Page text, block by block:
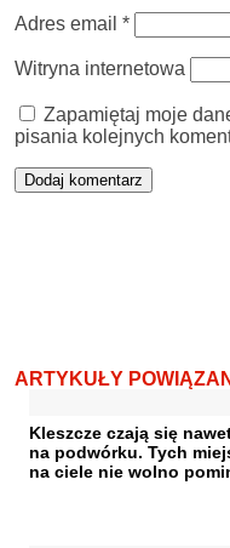
Adres email *
Witryna internetowa
Zapamiętaj moje
pisania kolejnych
ARTYKUŁY
Kleszcze czają się
na podwórku. Tych
na ciele nie wolno